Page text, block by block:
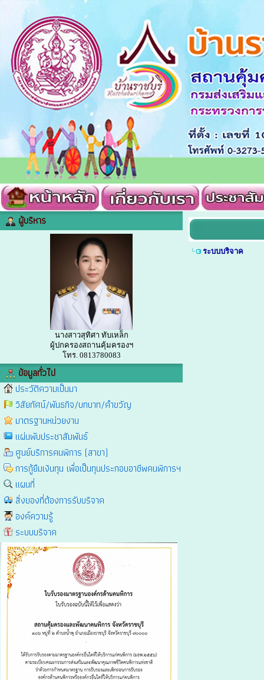
ผู้บริหาร
นางสาวสุทิศา ทับเหล็ก
ผู้ปกครองสถานคุ้มครองฯ
โทร. 0813780083
ข้อมูลทั่วไป
ประวัติความเป็นมา
วิสัยทัศน์/พันธกิจ/บทบาท/คำขวัญ
มาตรฐานหน่วยงาน
แผ่นพับประชาสัมพันธ์
ศูนย์บริการคนพิการ (สาขา)
การกู้ยืมเงินทุน เพื่อเป็นทุนประกอบอาชีพคนพิการฯ
แผนที่
สิ่งของที่ต้องการรับบริจาค
องค์ความรู้
ระบบบริจาค
ระบบบริจาค